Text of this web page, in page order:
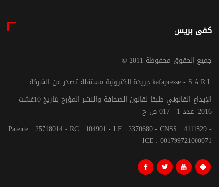
كفى بريس
© جميع الحقوق محفوظة 2011
جريدة إلكترونية مستقلة تصدر عن الشركة kafapresse - S.A.R.L
الإيداع القانوني طبقا لقانون الصحافة والنشر المؤرخ بتاريخ 10غشت
2016: عدد 1 - 017 ص ح
Patente : 25718014 - RC : 104901 - I.F : 3370680 - CNSS : 4111829 -
ICE : 001799721000071